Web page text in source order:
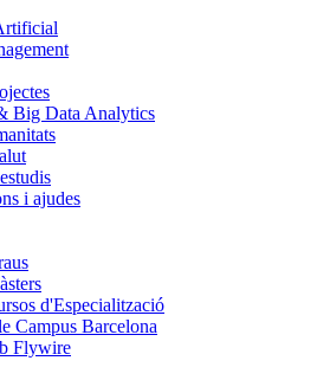
Big Data Analytics
i ajudes
d'Especialització
Campus Barcelona
Flywire